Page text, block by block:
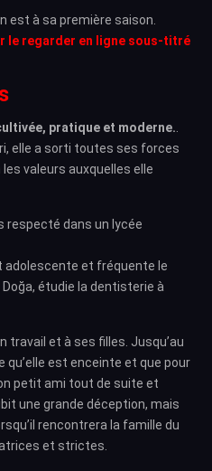
est à sa première saison.
le regarder en ligne sous-titré
pratique et moderne.
elle a sorti toutes ses forces
valeurs auxquelles elle
respecté dans un lycée
adolescente et fréquente le
étudie la dentisterie à
travail et à ses filles. Jusqu’au
qu’elle est enceinte et que pour
petit ami tout de suite et
une grande déception, mais
rencontrera la famille du
et strictes.